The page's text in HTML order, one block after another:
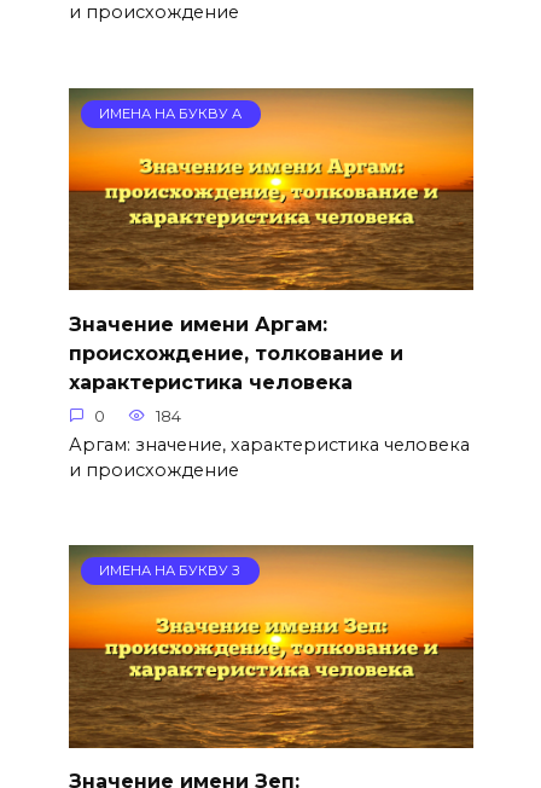
и происхождение
ИМЕНА НА БУКВУ А
Значение имени Аргам:
происхождение, толкование и
характеристика человека
0 184
Аргам: значение, характеристика человека
и происхождение
ИМЕНА НА БУКВУ З
Значение имени Зеп: